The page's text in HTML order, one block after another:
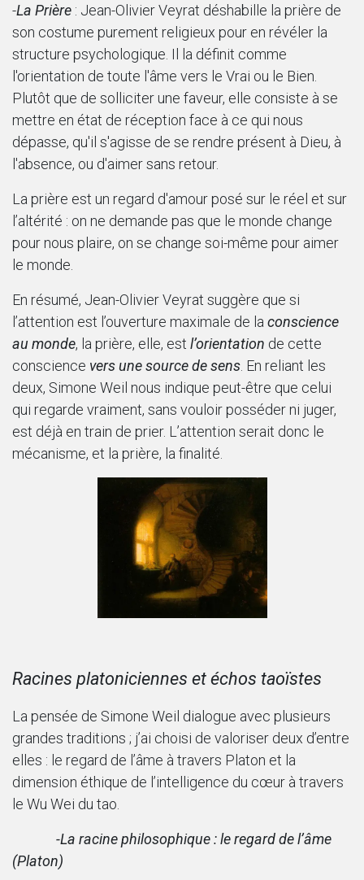
-La Prière : Jean-Olivier Veyrat déshabille la prière de
son costume purement religieux pour en révéler la
structure psychologique. Il la définit comme
l'orientation de toute l'âme vers le Vrai ou le Bien.
Plutôt que de solliciter une faveur, elle consiste à se
mettre en état de réception face à ce qui nous
dépasse, qu'il s'agisse de se rendre présent à Dieu, à
l'absence, ou d'aimer sans retour.
La prière est un regard d'amour posé sur le réel et sur
l’altérité : on ne demande pas que le monde change
pour nous plaire, on se change soi-même pour aimer
le monde.
En résumé, Jean-Olivier Veyrat suggère que si
l’attention est l’ouverture maximale de la conscience
au monde, la prière, elle, est l’orientation de cette
conscience vers une source de sens . En reliant les
deux, Simone Weil nous indique peut-être que celui
qui regarde vraiment, sans vouloir posséder ni juger,
est déjà en train de prier. L’attention serait donc le
mécanisme, et la prière, la finalité.
Racines platoniciennes et échos taoïstes
La pensée de Simone Weil dialogue avec plusieurs
grandes traditions ; j’ai choisi de valoriser deux d’entre
elles : le regard de l’âme à travers Platon et la
dimension éthique de l’intelligence du cœur à travers
le Wu Wei du tao.
​-La racine philosophique : le regard de l’âme
(Platon)